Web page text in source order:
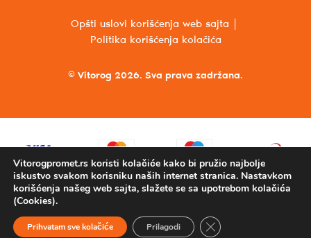
© Vitorog 2026. Sva prava zadržana.
Opšti uslovi korišćenja web sajta
Politika korišćenja kolačića
Vitorogpromet.rs koristi kolačiće kako bi pružio najbolje
iskustvo svakom korisniku naših internet stranica. Nastavkom
korišćenja našeg web sajta, slažete se sa upotrebom kolačića
(Cookies).
Prihvatam sve kolačiće Prilagodi Close GDPR Cookie